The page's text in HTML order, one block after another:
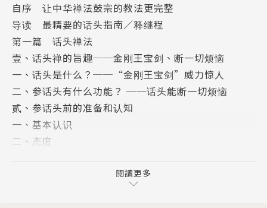
「话头是『金刚王宝剑』，它与虚空等量。只要用话
头，妄念就好像漫天飞舞的雪花， 一到火山口，雪花
就融化了，连蒸气都消失无踪。」——圣严法师
作者简介
圣严法师（1930〜2009年）
严法师1930年生于江苏南通，1943年于狼山出家。曾
于高雄美浓闭关六年，随后留学日本，获立正大学文学
山，并于2005年开创继起汉传禅佛教的「中华禅法鼓
自序 让中华禅法鼓宗的教法更完整
导读 最精要的话头指南／释继程
第一篇 话头禅法
壹、话头禅的旨趣──金刚王宝剑、断一切烦恼
一、话头是什么？──“金刚王宝剑”威力惊人
二、参话头有什么功能？ ──话头能断一切烦恼
贰、参话头前的准备和认知
一、基本认识
二、态度
閱讀更多